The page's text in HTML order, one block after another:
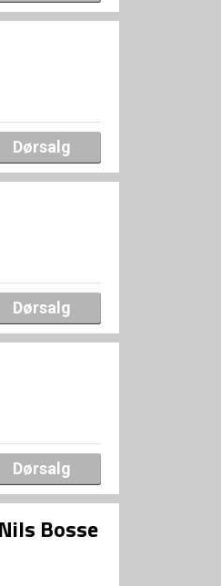
Dørsalg
Dørsalg
Dørsalg
Bosse